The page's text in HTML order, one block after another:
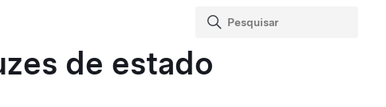
de estado